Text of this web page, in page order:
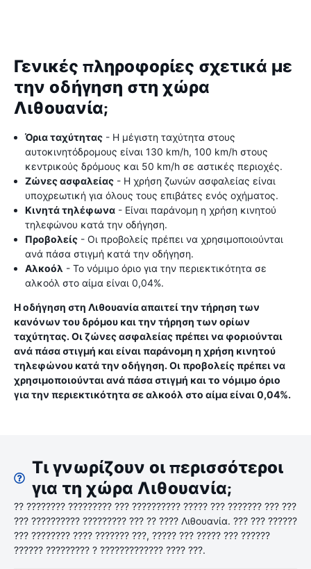
Γενικές πληροφορίες σχετικά με
την οδήγηση στη χώρα
Λιθουανία;
Όρια ταχύτητας - Η μέγιστη ταχύτητα στους
αυτοκινητόδρομους είναι 130 km/h, 100 km/h στους
κεντρικούς δρόμους και 50 km/h σε αστικές περιοχές.
Ζώνες ασφαλείας - Η χρήση ζωνών ασφαλείας είναι
υποχρεωτική για όλους τους επιβάτες ενός οχήματος.
Κινητά τηλέφωνα - Είναι παράνομη η χρήση κινητού
τηλεφώνου κατά την οδήγηση.
Προβολείς - Οι προβολείς πρέπει να χρησιμοποιούνται
ανά πάσα στιγμή κατά την οδήγηση.
Αλκοόλ - Το νόμιμο όριο για την περιεκτικότητα σε
αλκοόλ στο αίμα είναι 0,04%.
Η οδήγηση στη Λιθουανία απαιτεί την τήρηση των
κανόνων του δρόμου και την τήρηση των ορίων
ταχύτητας. Οι ζώνες ασφαλείας πρέπει να φοριούνται
ανά πάσα στιγμή και είναι παράνομη η χρήση κινητού
τηλεφώνου κατά την οδήγηση. Οι προβολείς πρέπει να
χρησιμοποιούνται ανά πάσα στιγμή και το νόμιμο όριο
για την περιεκτικότητα σε αλκοόλ στο αίμα είναι 0,04%.
Τι γνωρίζουν οι περισσότεροι
για τη χώρα Λιθουανία;
?? ???????? ????????? ??? ?????????? ????? ??? ??????? ??? ???
??? ?????????? ????????? ??? ?? ???? Λιθουανία. ??? ??? ??????
??? ???????? ???? ??????? ???, ????? ??? ????? ??? ??????
?????? ????????? ? ????????????? ???? ???.